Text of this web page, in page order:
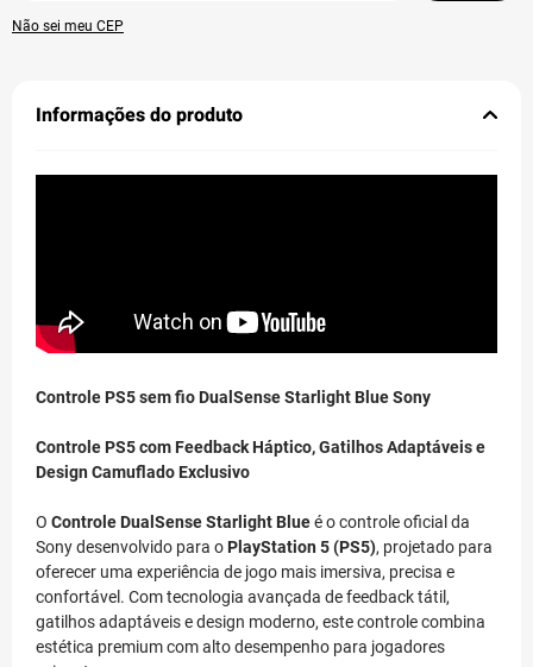
Não sei meu CEP
Informações do produto
Controle PS5 sem fio DualSense Starlight Blue Sony
Controle PS5 com Feedback Háptico, Gatilhos Adaptáveis e
Design Camuflado Exclusivo
O Controle DualSense Starlight Blueé o controle oficial da
Sony desenvolvido para oPlayStation 5 (PS5), projetado para
oferecer uma experiência de jogo mais imersiva, precisa e
confortável. Com tecnologia avançada de feedback tátil,
gatilhos adaptáveis e design moderno, este controle combina
estética premium com alto desempenho para jogadores